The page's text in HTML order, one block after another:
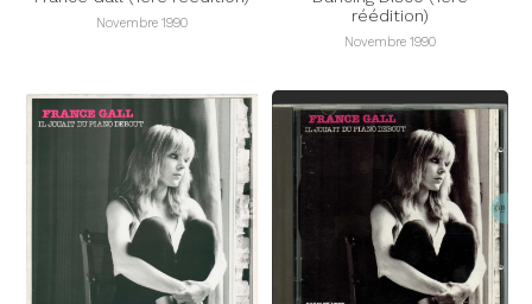
Novembre 1990
réédition)
Novembre 1990